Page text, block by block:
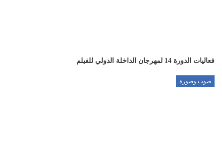
فعاليات الدورة 14 لمهرجان الداخلة الدولي للفيلم
صوت وصورة